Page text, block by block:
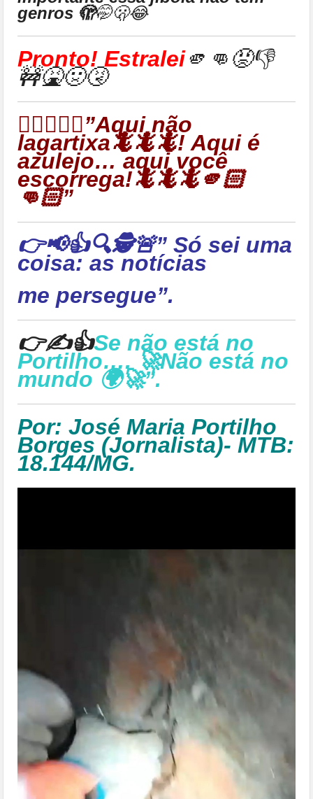
genros 🫣🤭🫢😂
Pronto! Estralei🫵👊😡👎
🚧🤮🤢🤧
👉🏻🦎🦎🦎”Aqui não
lagartixa🦎🦎🦎! Aqui é
azulejo… aqui você
escorrega!🦎🦎🦎🫵🏻
👊🏻”
👉📢👍🔍🕵🚨” Só sei uma
coisa: as notícias
me persegue”.
👉✍👍Se não está no
Portilho…. 🚀Não está no
mundo 🌍🚀”.
Por: José Maria Portilho
Borges (Jornalista)- MTB:
18.144/MG.